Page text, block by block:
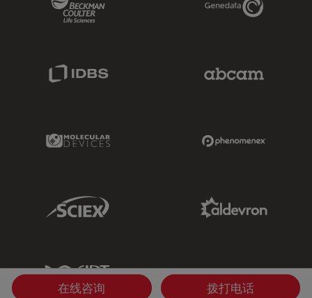
Molecular Devices Link
Sciex Link
IDT Link
在线咨询 拨打电话